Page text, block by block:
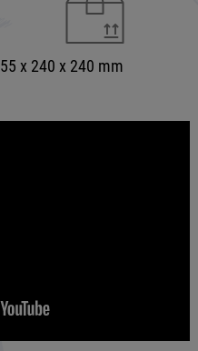
55 x 240 x 240 mm